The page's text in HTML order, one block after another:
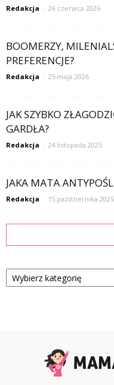
Redakcja - 26 czerwca 2026
BOOMERZY,
PREFERENCJE?
Redakcja - 25 maja 2026
JAK SZYBKO
GARDŁA?
Redakcja - 24 listopada 2025
JAKA MATA
Redakcja - 15 października 2025
Kategorie